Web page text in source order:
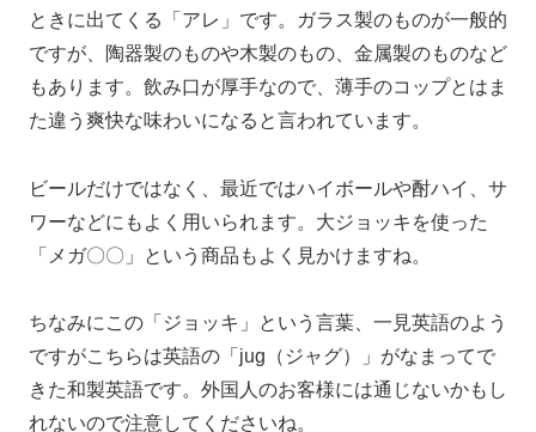
ときに出てくる「アレ」です。ガラス製のものが一般的
ですが、陶器製のものや木製のもの、金属製のものなど
もあります。飲み口が厚手なので、薄手のコップとはま
た違う爽快な味わいになると言われています。
ビールだけではなく、最近ではハイボールや酎ハイ、サ
ワーなどにもよく用いられます。大ジョッキを使った
「メガ〇〇」という商品もよく見かけますね。
ちなみにこの「ジョッキ」という言葉、一見英語のよう
ですがこちらは英語の「jug（ジャグ）」がなまってで
きた和製英語です。外国人のお客様には通じないかもし
れないので注意してくださいね。